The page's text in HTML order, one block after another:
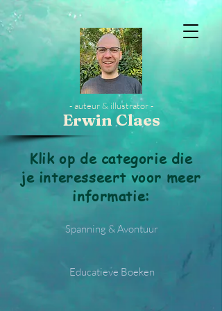
- auteur & illustrator -
Erwin Claes
Klik op de categorie die
je interesseert voor meer
informatie:
Spanning & Avontuur
Educatieve Boeken